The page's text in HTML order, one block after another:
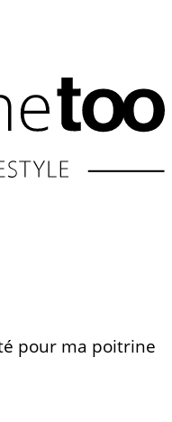
pour ma poitrine